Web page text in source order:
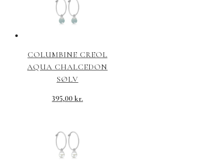
COLUMBINE CREOL
AQUA CHALCEDON
SØLV
395,00kr.